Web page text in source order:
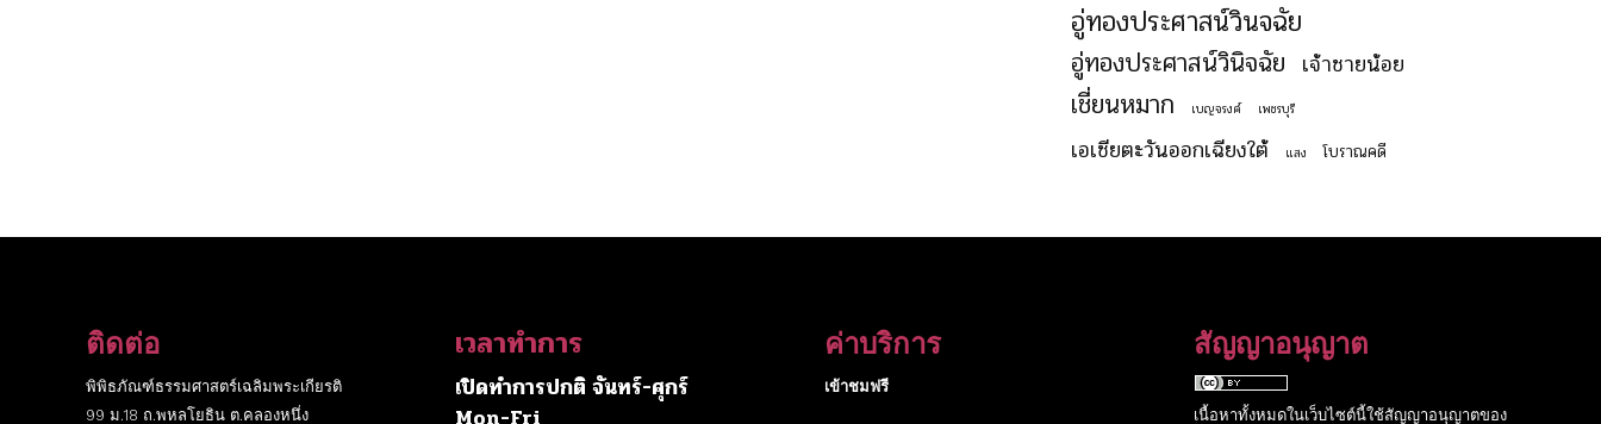
อู่ทองประศาสน์วินจฉัย
อู่ทองประศาสน์วินิจฉัย เจ้าชายน้อย
เชี่ยนหมาก เบญจรงค์ เพชรบุรี
เอเชียตะวันออกเฉียงใต้ แสง โบราณคดี
ติดต่อ
พิพิธภัณฑ์ธรรมศาสตร์เฉลิมพระเกียรติ
99 ม.18 ถ.พหลโยธิน ต.คลองหนึ่ง
เวลาทำการ
เปิดทำการปกติ จันทร์-ศุกร์
ค่าบริการ
เข้าชมฟรี
สัญญาอนุญาต
เนื้อหาทั้งหมดในเว็บไซต์นี้ใช้สัญญาอนุญาตของ